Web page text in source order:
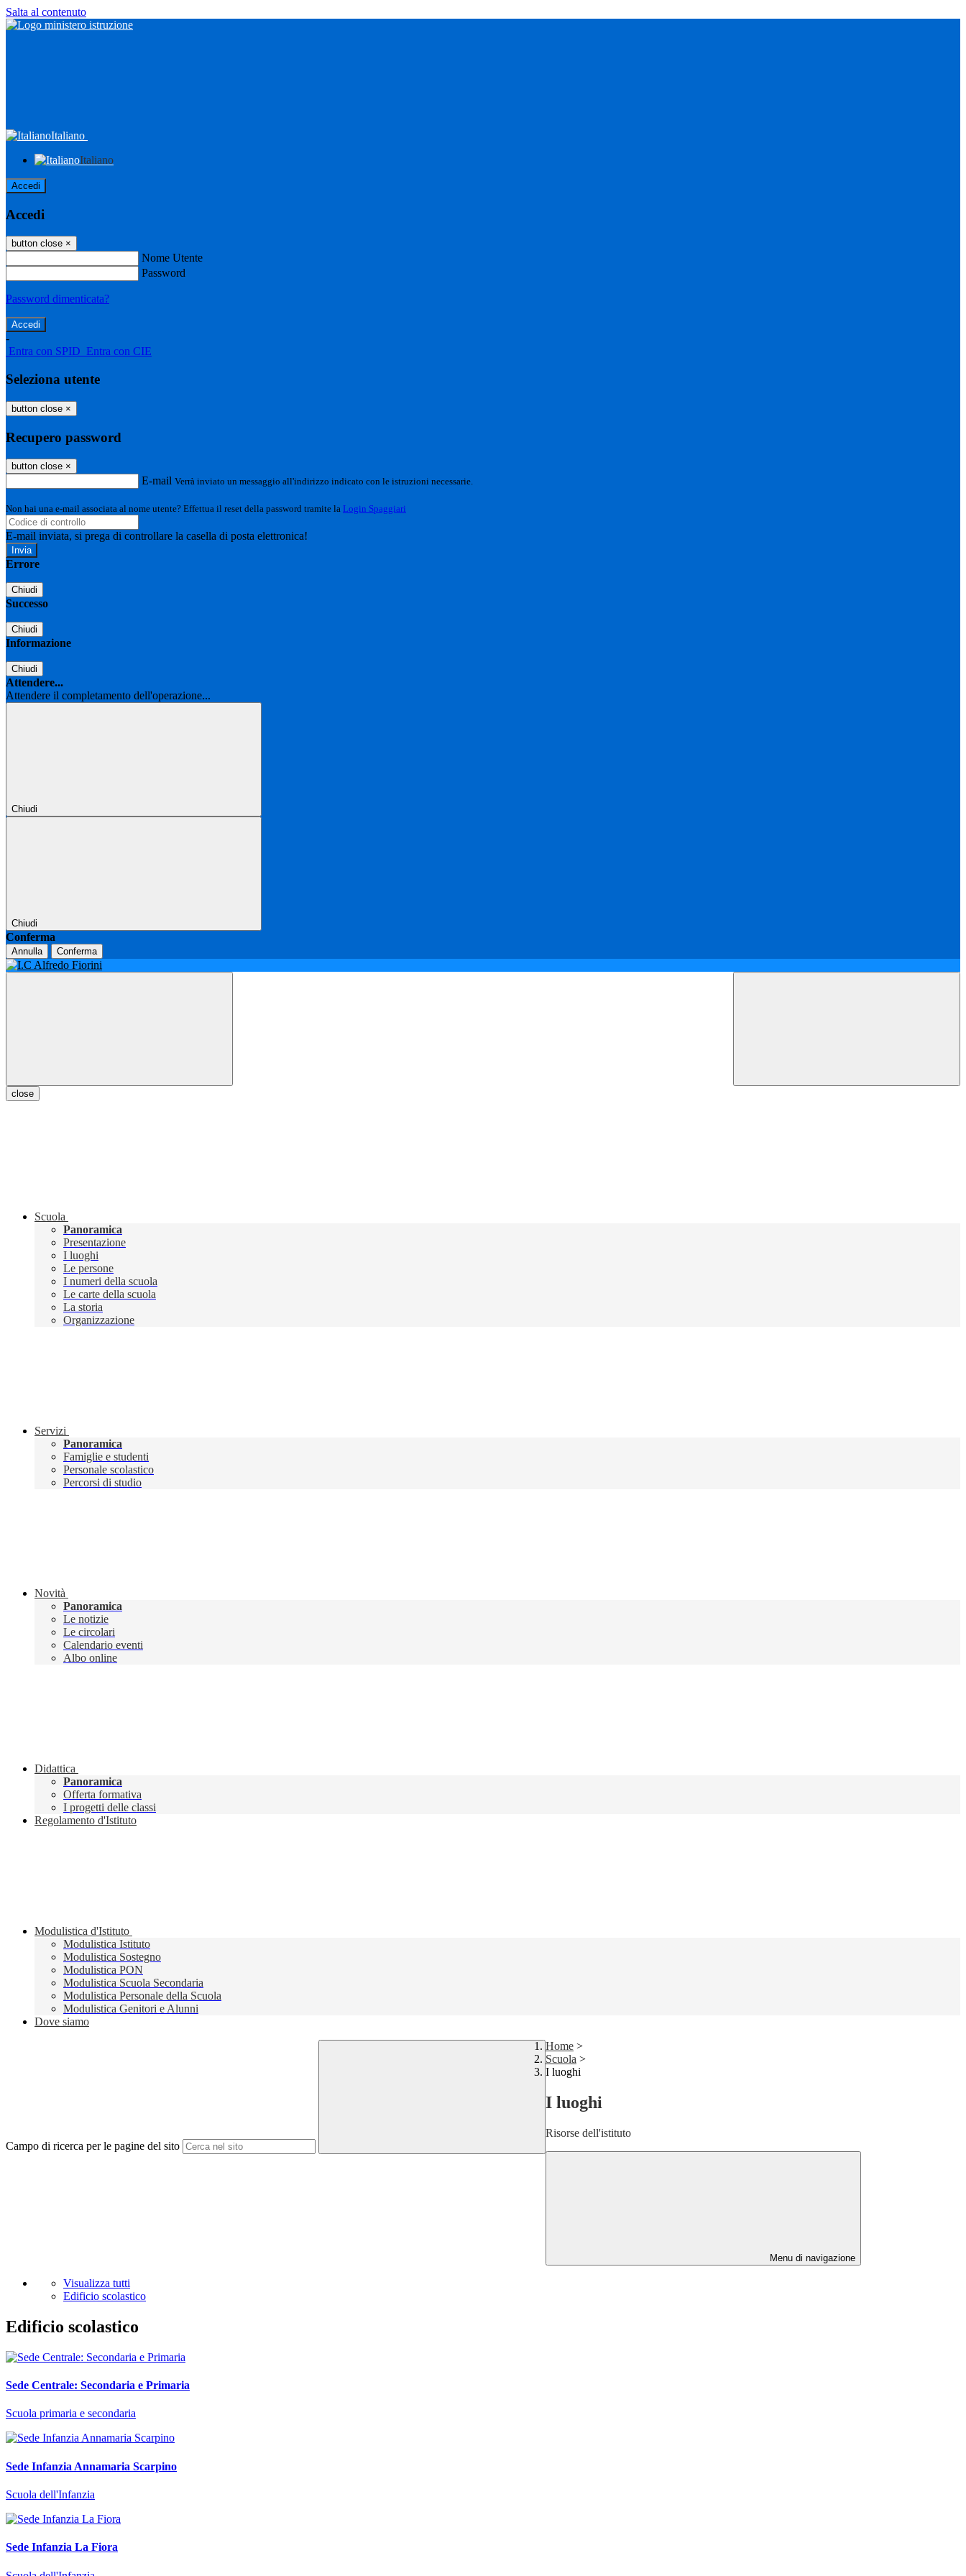
Salta al contenuto
Italiano
Italiano
Accedi
Accedi
button close ×
Nome Utente
Password
Password dimenticata?
-
Entra con SPID Entra con CIE
Seleziona utente
button close ×
Recupero password
button close ×
E-mail Verrà inviato un messaggio all'indirizzo indicato con le istruzioni necessarie.
Non hai una e-mail associata al nome utente? Effettua il reset della password tramite la Login Spaggiari
E-mail inviata, si prega di controllare la casella di posta elettronica!
Errore
Chiudi
Successo
Chiudi
Informazione
Chiudi
Attendere...
Attendere il completamento dell'operazione...
Chiudi
Chiudi
Conferma
Annulla Conferma
close
Scuola
Panoramica
Presentazione
I luoghi
Le persone
I numeri della scuola
Le carte della scuola
La storia
Organizzazione
Servizi
Panoramica
Famiglie e studenti
Personale scolastico
Percorsi di studio
Novità
Panoramica
Le notizie
Le circolari
Calendario eventi
Albo online
Didattica
Panoramica
Offerta formativa
I progetti delle classi
Regolamento d'Istituto
Modulistica d'Istituto
Modulistica Istituto
Modulistica Sostegno
Modulistica PON
Modulistica Scuola Secondaria
Modulistica Personale della Scuola
Modulistica Genitori e Alunni
Dove siamo
Campo di ricerca per le pagine del sito
Home >
Scuola >
I luoghi
I luoghi
Risorse dell'istituto
Menu di navigazione
Visualizza tutti
Edificio scolastico
Edificio scolastico
Sede Centrale: Secondaria e Primaria
Scuola primaria e secondaria
Sede Infanzia Annamaria Scarpino
Scuola dell'Infanzia
Sede Infanzia La Fiora